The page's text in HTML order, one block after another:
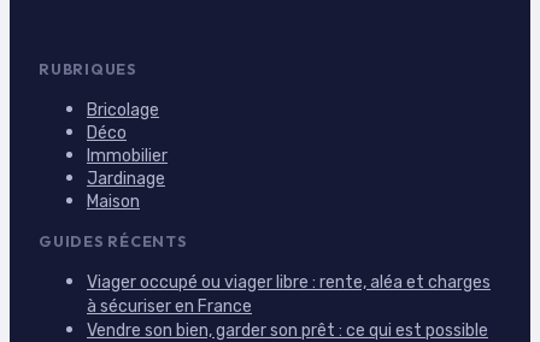
RUBRIQUES
Bricolage
Déco
Immobilier
Jardinage
Maison
GUIDES RÉCENTS
Viager occupé ou viager libre : rente, aléa et charges
à sécuriser en France
Vendre son bien, garder son prêt : ce qui est possible